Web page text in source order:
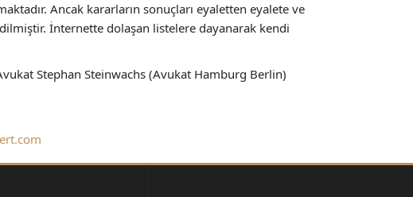
Ancak kararların sonuçları eyaletten eyalete ve
İnternette dolaşan listelere dayanarak kendi
Stephan Steinwachs (Avukat Hamburg Berlin)